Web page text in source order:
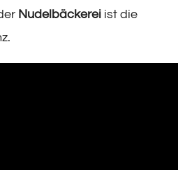
Nudelbäckerei ist die